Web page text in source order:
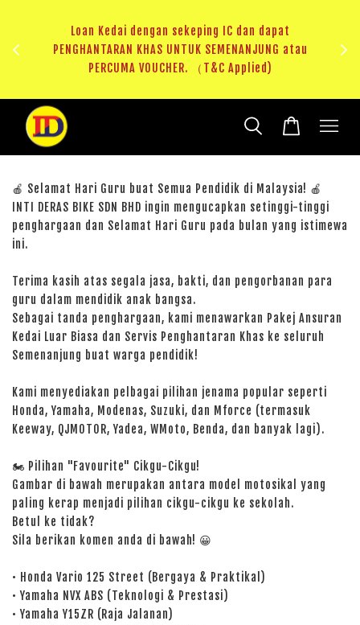
Loan Kedai dengan sekeping IC dan dapat
PENGHANTARAN KHAS UNTUK SEMENANJUNG atau
PERCUMA VOUCHER. （T&C Applied)
🍎 Selamat Hari Guru buat Semua Pendidik di Malaysia! 🍎
INTI DERAS BIKE SDN BHD ingin mengucapkan setinggi-tinggi
penghargaan dan Selamat Hari Guru pada bulan yang istimewa
ini.
Terima kasih atas segala jasa, bakti, dan pengorbanan para
guru dalam mendidik anak bangsa.
Sebagai tanda penghargaan, kami menawarkan Pakej Ansuran
Kedai Luar Biasa dan Servis Penghantaran Khas ke seluruh
Semenanjung buat warga pendidik!
Kami menyediakan pelbagai pilihan jenama popular seperti
Honda, Yamaha, Modenas, Suzuki, dan Mforce (termasuk
Keeway, QJMOTOR, Yadea, WMoto, Benda, dan banyak lagi).
🏍️ Pilihan "Favourite" Cikgu-Cikgu!
Gambar di bawah merupakan antara model motosikal yang
paling kerap menjadi pilihan cikgu-cikgu ke sekolah.
Betul ke tidak?
Sila berikan komen anda di bawah! 😀
• Honda Vario 125 Street (Bergaya & Praktikal)
• Yamaha NVX ABS (Teknologi & Prestasi)
• Yamaha Y15ZR (Raja Jalanan)